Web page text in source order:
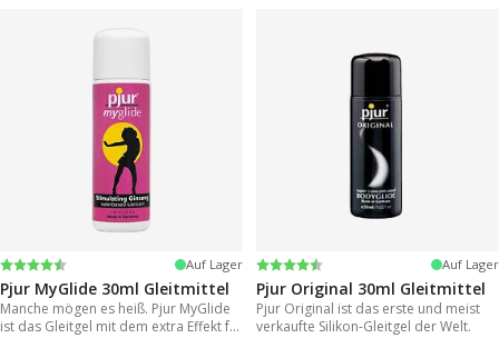
Bewertung:
4.2 von 5 Sternen Auf Lager
Pjur MyGlide 30ml Gleitmittel
Manche mögen es heiß. Pjur MyGlide
ist das Gleitgel mit dem extra Effekt für
Bewertung:
4.2 von 5 Sternen Auf Lager
Pjur Original 30ml Gleitmittel
Pjur Original ist das erste und meist
verkaufte Silikon-Gleitgel der Welt.